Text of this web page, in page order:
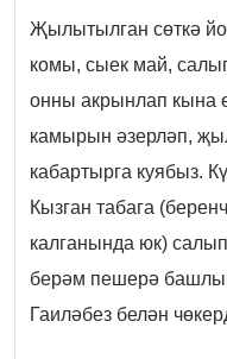
Җылытылган сөткә
комы, сыек май,
онны акрынлап кына
камырын әзерләп,
кабартырга куябыз.
Кызган табага
калганында юк)
берәм пешерә
Гаиләбез белән